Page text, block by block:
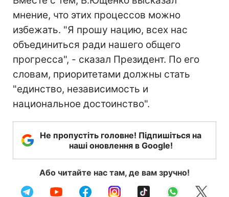
мнение, что этих процессов можно
избежать. "Я прошу нацию, всех нас
объединиться ради нашего общего
прогресса", - сказал Президент. По его
словам, приоритетами должны стать
"единство, независимость и
национальное достоинство".
Не пропустіть головне! Підпишіться на
наші оновлення в Google!
Або читайте нас там, де вам зручно!